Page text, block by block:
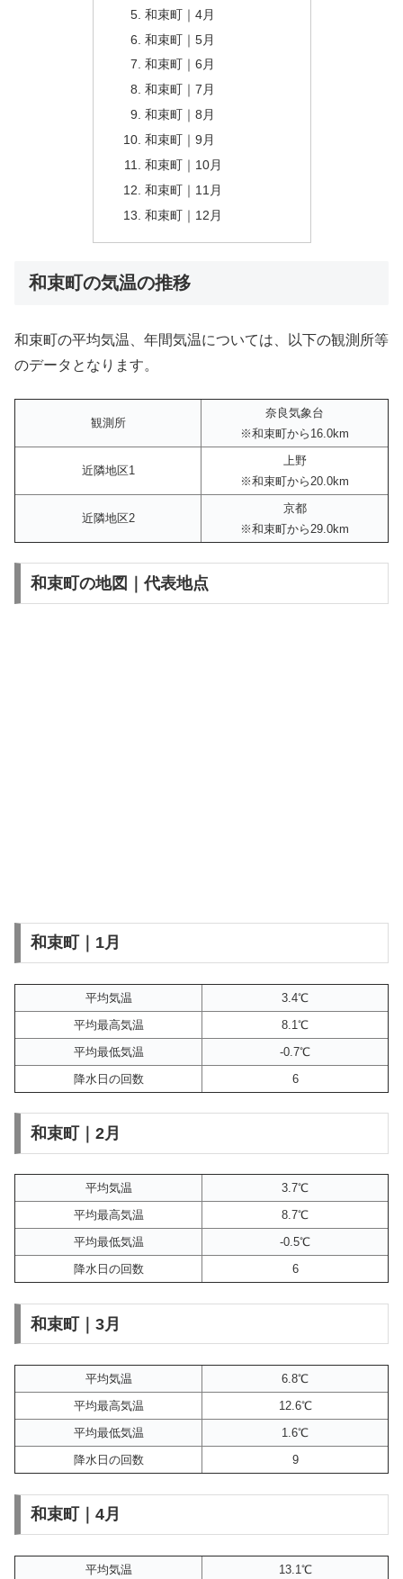
和束町｜4月
和束町｜5月
和束町｜6月
和束町｜7月
和束町｜8月
和束町｜9月
和束町｜10月
和束町｜11月
和束町｜12月
和束町の気温の推移
和束町の平均気温、年間気温については、以下の観測所等
のデータとなります。
観測所
奈良気象台
※和束町から16.0km
近隣地区1
上野
※和束町から20.0km
近隣地区2
京都
※和束町から29.0km
和束町の地図｜代表地点
和束町｜1月
平均気温
3.4℃
平均最高気温
8.1℃
平均最低気温
-0.7℃
降水日の回数
6
和束町｜2月
平均気温
3.7℃
平均最高気温
8.7℃
平均最低気温
-0.5℃
降水日の回数
6
和束町｜3月
平均気温
6.8℃
平均最高気温
12.6℃
平均最低気温
1.6℃
降水日の回数
9
和束町｜4月
平均気温 13.1℃